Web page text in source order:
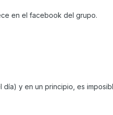
en el facebook del grupo.
día) y en un principio, es